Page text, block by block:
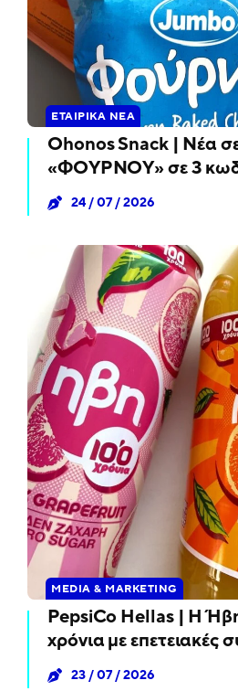
ΕΤΑΙΡΙΚΆ ΝΈΑ
Ohonos Snack | Νέα
«ΦΟΥΡΝΟΥ» σε 3
24 / 07 / 2026
MEDIA & MARKETING
PepsiCo Hellas | Η
χρόνια με επετειακές
23 / 07 / 2026